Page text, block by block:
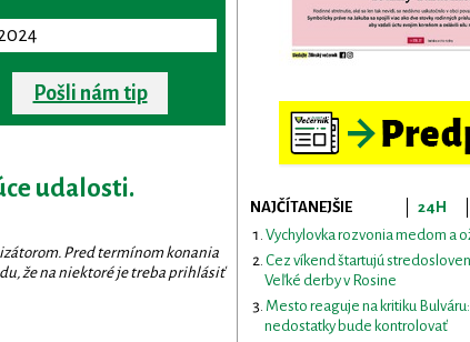
Pošli nám tip
udalosti.
Pred termínom konania
že na niektoré je treba prihlásiť
NAJČÍTANEJŠIE 24H
Vychylovka rozvonia medom a
Cez víkend štartujú
Veľké derby v Rosine
Mesto reaguje na kritiku
nedostatky bude kontrolovať